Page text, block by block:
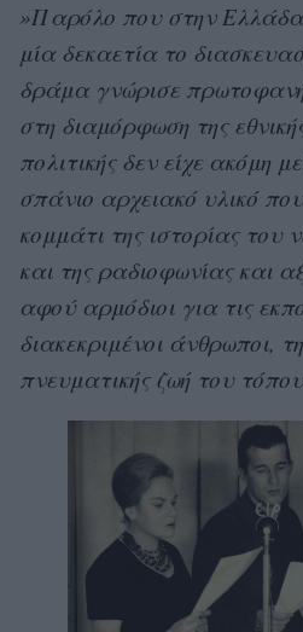
»Παρόλο που στην
μία δεκαετία το
δράμα γνώρισε
στη διαμόρφωση της
πολιτικής δεν είχε ακόμη
σπάνιο αρχειακό υλικό
κομμάτι της ιστορίας του
και της ραδιοφωνίας και
αφού αρμόδιοι για τις
διακεκριμένοι άνθρωποι,
πνευματικής ζωή του τόπου